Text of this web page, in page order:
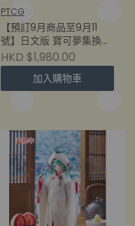
PTCG
【預訂9月商品至9月11
號】日文版 寶可夢集換式
卡牌遊戲 MEGA
M6a「30th
CELEBRATION」補充包 -
M6a (原盒20包) - Week
HKD $1,980.00
加入購物車